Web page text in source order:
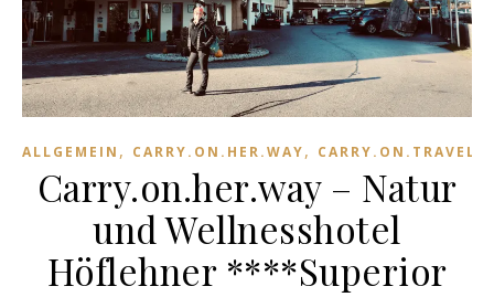
ALLGEMEIN , CARRY.ON.HER.WAY,
Carry.on.her.way – Natur
und Wellnesshotel
Höflehner ****Superior